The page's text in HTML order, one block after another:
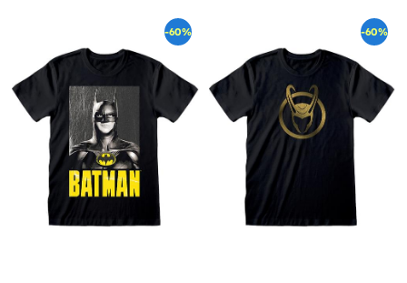
-60% -60%